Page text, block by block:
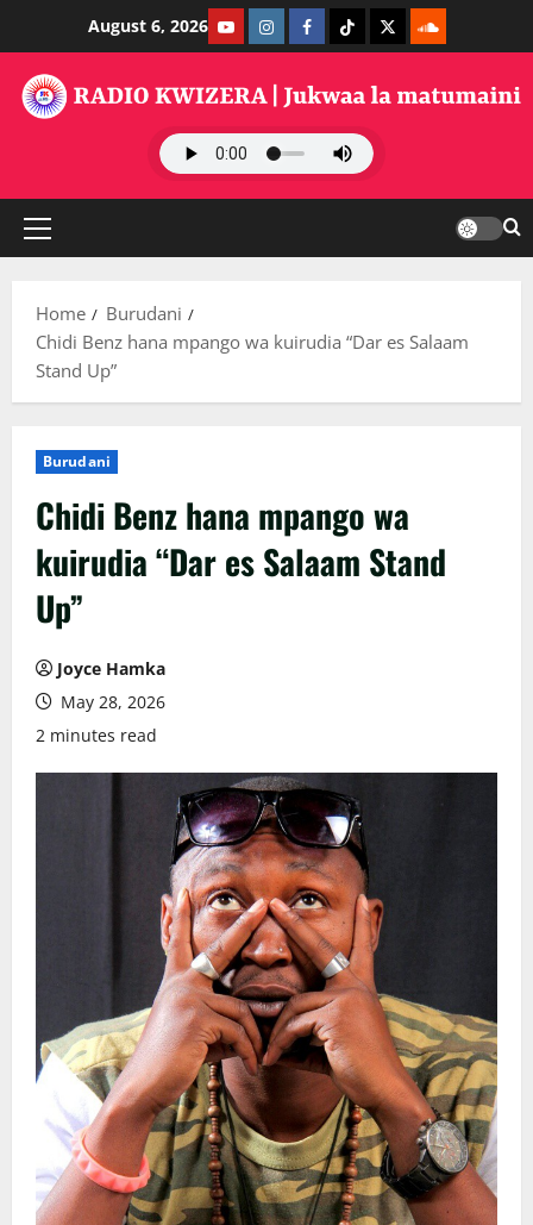
content
August 6, 2026 YoutubeInstagramFacebook
TikTokTwitterSoundClauds
Primary
Home
Burudani
Chidi Benz hana mpango wa kuirudia “Dar es Salaam
Stand Up”
Burudani
Chidi Benz hana mpango wa
kuirudia “Dar es Salaam Stand
Up”
Joyce Hamka
May 28, 2026
2 minutes read